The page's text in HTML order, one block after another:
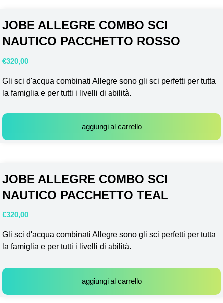
JOBE ALLEGRE COMBO SCI
NAUTICO PACCHETTO ROSSO
€320,00
Gli sci d'acqua combinati Allegre sono gli sci perfetti per tutta
la famiglia e per tutti i livelli di abilità.
aggiungi al carrello
JOBE ALLEGRE COMBO SCI
NAUTICO PACCHETTO TEAL
€320,00
Gli sci d'acqua combinati Allegre sono gli sci perfetti per tutta
la famiglia e per tutti i livelli di abilità.
aggiungi al carrello